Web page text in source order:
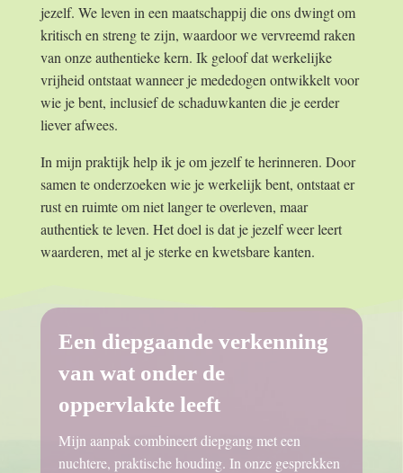
jezelf. We leven in een maatschappij die ons dwingt om
kritisch en streng te zijn, waardoor we vervreemd raken
van onze authentieke kern. Ik geloof dat werkelijke
vrijheid ontstaat wanneer je mededogen ontwikkelt voor
wie je bent, inclusief de schaduwkanten die je eerder
liever afwees.
In mijn praktijk help ik je om jezelf te herinneren. Door
samen te onderzoeken wie je werkelijk bent, ontstaat er
rust en ruimte om niet langer te overleven, maar
authentiek te leven. Het doel is dat je jezelf weer leert
waarderen, met al je sterke en kwetsbare kanten.
Een diepgaande verkenning
van wat onder de
oppervlakte leeft
Mijn aanpak combineert diepgang met een
nuchtere, praktische houding. In onze gesprekken